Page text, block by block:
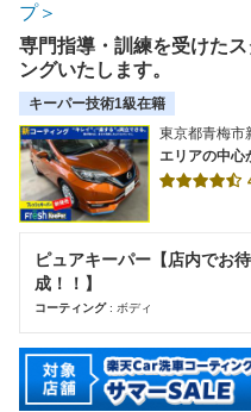
プ＞
専門指導・訓練を受けた
ングいたします。
キーパー技術1級在籍
東京都青梅市
エリアの中心
ピュアキーパー【店内でお
成！！】
コーティング: ボディ